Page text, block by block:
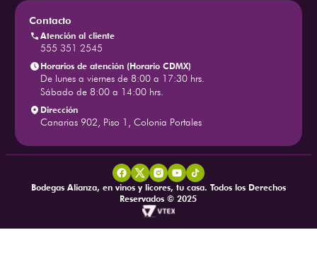
Contacto
Atención al cliente
555 351 2545
Horarios de atención (Horario CDMX)
De lunes a viernes de 8:00 a 17:30 hrs.
Sábado de 8:00 a 14:00 hrs.
Dirección
Canarias 902, Piso 1, Colonia Portales
Bodegas Alianza, en vinos y licores, tu casa. Todos los Derechos
Reservados © 2025